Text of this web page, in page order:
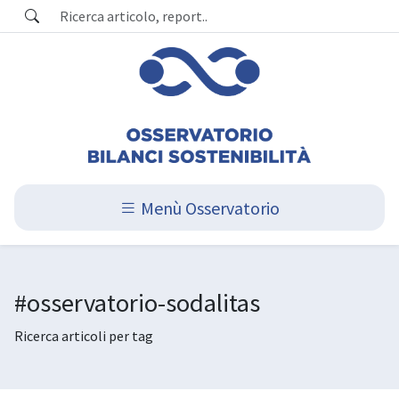
Menù Osservatorio
#osservatorio-sodalitas
Ricerca articoli per tag